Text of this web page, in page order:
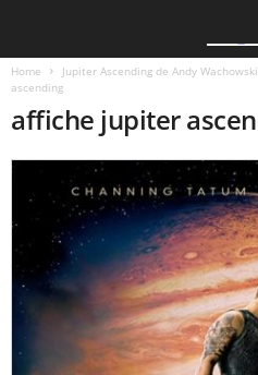
Home Jupiter Ascending de Andy
ascending
affiche jupiter